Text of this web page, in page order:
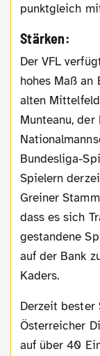
punktgleich
Stärken:
Der VFL verfügt in allen Mannschaftsteilen über ein
hohes Maß an
alten
Munteanu,
Bundesliga-
Spielern
Greiner
dass es sich
gestandene
auf der Bank
Kaders.
Derzeit bester Spieler im Kader der "Wölfe" ist der
Österreicher
auf über 40